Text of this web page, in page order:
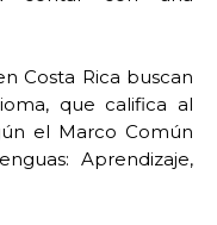
Costa Rica buscan
que califica al
el Marco Común
Aprendizaje,